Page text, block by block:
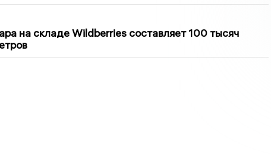
на складе Wildberries составляет 100 тысяч